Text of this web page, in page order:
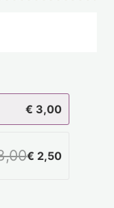
€ 3,00
€ 2,50